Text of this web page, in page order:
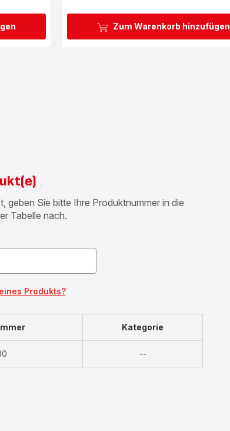
Zum Warenkorb hinzufügen
geben Sie bitte Ihre Produktnummer in die
Tabelle nach.
Produkts?
Kategorie
--Nicht
verfügbar